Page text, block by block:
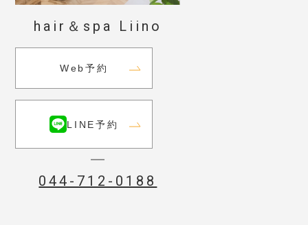
hair＆spa Liino
Web予約
LINE予約
044-712-0188